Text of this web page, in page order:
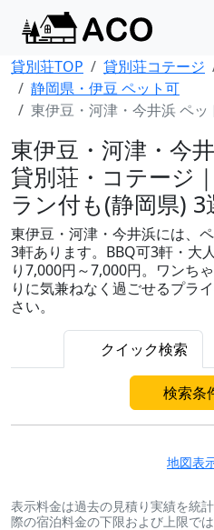
貸別荘TOP 貸別荘コテージ
静岡県・伊豆 ペット可
東伊豆・河津・今井浜 ペッ
東伊豆・河津・今
貸別荘・コテージ
ラン付も(静岡県) 3
東伊豆・河津・今井浜には、
3軒あります。BBQ可3軒・大
り7,000円～7,000円。ワンち
りに気兼ねなく過ごせるプラ
さい。
クイック検索
検索条
地図表
表示料金は過去の見積り実績を統
際の宿泊料金の下限および上限では